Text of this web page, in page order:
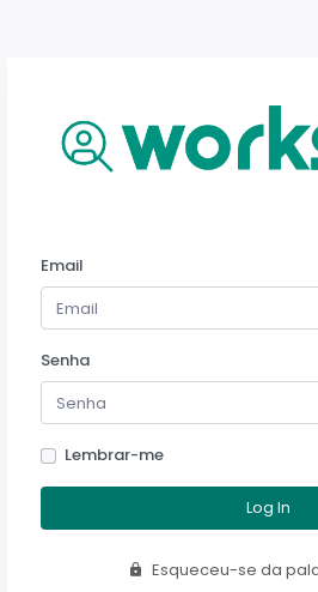
Email
Senha
Lembrar-me
Log In
Esqueceu-se da